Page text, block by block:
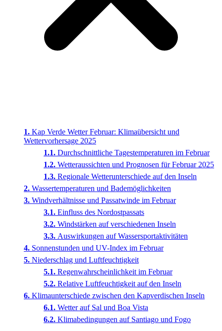
Kap Verde Wetter Februar: Klimaübersicht und
Wettervorhersage 2025
Durchschnittliche Tagestemperaturen im Februar
Wetteraussichten und Prognosen für Februar 2025
Regionale Wetterunterschiede auf den Inseln
Wassertemperaturen und Bademöglichkeiten
Windverhältnisse und Passatwinde im Februar
Einfluss des Nordostpassats
Windstärken auf verschiedenen Inseln
Auswirkungen auf Wassersportaktivitäten
Sonnenstunden und UV-Index im Februar
Niederschlag und Luftfeuchtigkeit
Regenwahrscheinlichkeit im Februar
Relative Luftfeuchtigkeit auf den Inseln
Klimaunterschiede zwischen den Kapverdischen Inseln
Wetter auf Sal und Boa Vista
Klimabedingungen auf Santiago und Fogo